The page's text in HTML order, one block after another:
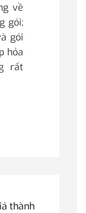
về
gói;
gói
hỏa
rất
thành